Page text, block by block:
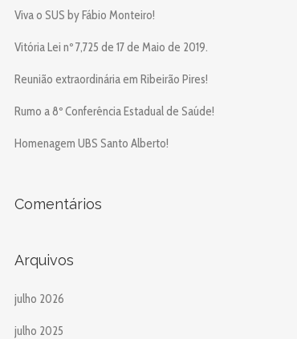
Viva o SUS by Fábio Monteiro!
Vitória Lei nº 7,725 de 17 de Maio de 2019.
Reunião extraordinária em Ribeirão Pires!
Rumo a 8º Conferência Estadual de Saúde!
Homenagem UBS Santo Alberto!
Comentários
Arquivos
julho 2026
julho 2025